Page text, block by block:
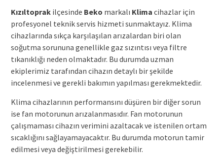
Kızıltoprakilçesinde Beko markalı Klima cihazlar için
profesyonel teknik servis hizmeti sunmaktayız. Klima
cihazlarında sıkça karşılaşılan arızalardan biri olan
soğutma sorununa genellikle gaz sızıntısı veya filtre
tıkanıklığı neden olmaktadır. Bu durumda uzman
ekiplerimiz tarafından cihazın detaylı bir şekilde
incelenmesi ve gerekli bakımın yapılması gerekmektedir.
Klima cihazlarının performansını düşüren bir diğer sorun
ise fan motorunun arızalanmasıdır. Fan motorunun
çalışmaması cihazın verimini azaltacak ve istenilen ortam
sıcaklığını sağlayamayacaktır. Bu durumda motorun tamir
edilmesi veya değiştirilmesi gerekebilir.